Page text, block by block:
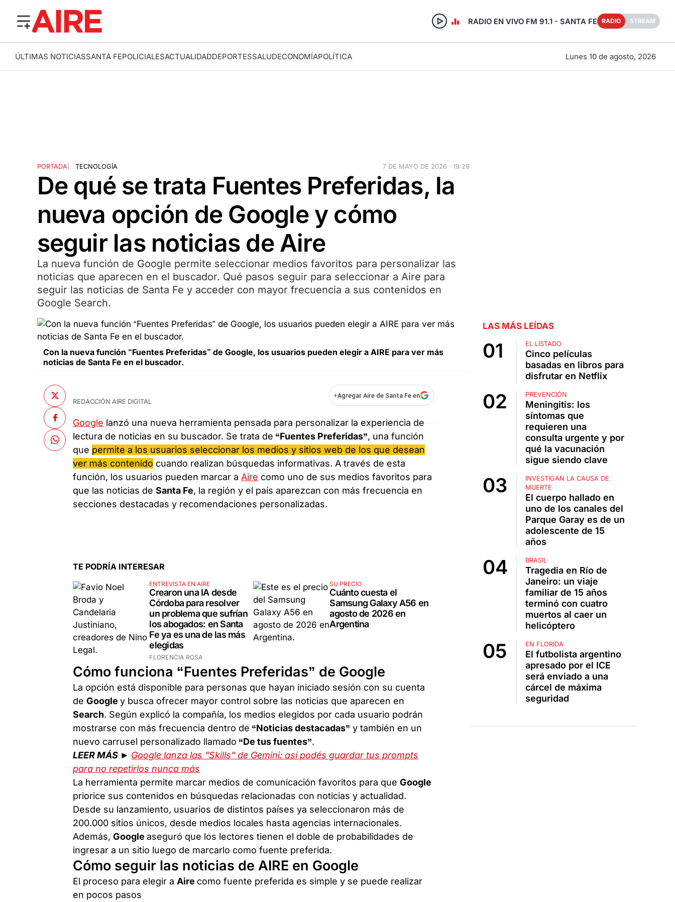
RADIO EN VIVO FM 91.1 - SANTA FE RADIO STREAM
ÚLTIMAS NOTICIASSANTA FEPOLICIALESACTUALIDADDEPORTESSALUDECONOMÍAPOLÍTICA Lunes 10 de agosto, 2026
PORTADA| TECNOLOGÍA 7 DE MAYO DE 2026 · 19:29
De qué se trata Fuentes Preferidas, la
nueva opción de Google y cómo
seguir las noticias de Aire
La nueva función de Google permite seleccionar medios favoritos para personalizar las
noticias que aparecen en el buscador. Qué pasos seguir para seleccionar a Aire para
seguir las noticias de Santa Fe y acceder con mayor frecuencia a sus contenidos en
Google Search.
Con la nueva función “Fuentes Preferidas” de Google, los usuarios pueden elegir a AIRE para ver más
noticias de Santa Fe en el buscador.
REDACCIÓN AIRE DIGITAL
+Agregar Aire de Santa Fe en
Google lanzó una nueva herramienta pensada para personalizar la experiencia de
lectura de noticias en su buscador. Se trata de “Fuentes Preferidas”, una función
que permite a los usuarios seleccionar los medios y sitios web de los que desean
ver más contenido cuando realizan búsquedas informativas. A través de esta
función, los usuarios pueden marcar aAire como uno de sus medios favoritos para
que las noticias deSanta Fe, la región y el país aparezcan con más frecuencia en
secciones destacadas y recomendaciones personalizadas.
TE PODRÍA INTERESAR
ENTREVISTA EN AIRE
Crearon una IA desde
Córdoba para resolver
un problema que sufrían
los abogados: en Santa
Fe ya es una de las más
elegidas
FLORENCIA ROSA
SU PRECIO
Cuánto cuesta el
Samsung Galaxy A56 en
agosto de 2026 en
Argentina
Cómo funciona “Fuentes Preferidas” de Google
La opción está disponible para personas que hayan iniciado sesión con su cuenta
deGoogley busca ofrecer mayor control sobre las noticias que aparecen en
Search. Según explicó la compañía, los medios elegidos por cada usuario podrán
mostrarse con más frecuencia dentro de “Noticias destacadas” y también en un
nuevo carrusel personalizado llamado “De tus fuentes”.
LEER MÁS ► Google lanza las "Skills" de Gemini: así podés guardar tus prompts
para no repetirlos nunca más
La herramienta permite marcar medios de comunicación favoritos para queGoogle
priorice sus contenidos en búsquedas relacionadas con noticias y actualidad.
Desde su lanzamiento, usuarios de distintos países ya seleccionaron más de
200.000 sitios únicos, desde medios locales hasta agencias internacionales.
Además,Googleaseguró que los lectores tienen el doble de probabilidades de
ingresar a un sitio luego de marcarlo como fuente preferida.
Cómo seguir las noticias de AIRE en Google
El proceso para elegir a Aire como fuente preferida es simple y se puede realizar
en pocos pasos
LAS MÁS LEÍDAS
EL LISTADO
Cinco películas
basadas en libros para
disfrutar en Netflix
PREVENCIÓN
Meningitis: los
síntomas que
requieren una
consulta urgente y por
qué la vacunación
sigue siendo clave
INVESTIGAN LA CAUSA DE
MUERTE
El cuerpo hallado en
uno de los canales del
Parque Garay es de un
adolescente de 15
años
BRASIL
Tragedia en Río de
Janeiro: un viaje
familiar de 15 años
terminó con cuatro
muertos al caer un
helicóptero
EN FLORIDA
El futbolista argentino
apresado por el ICE
será enviado a una
cárcel de máxima
seguridad